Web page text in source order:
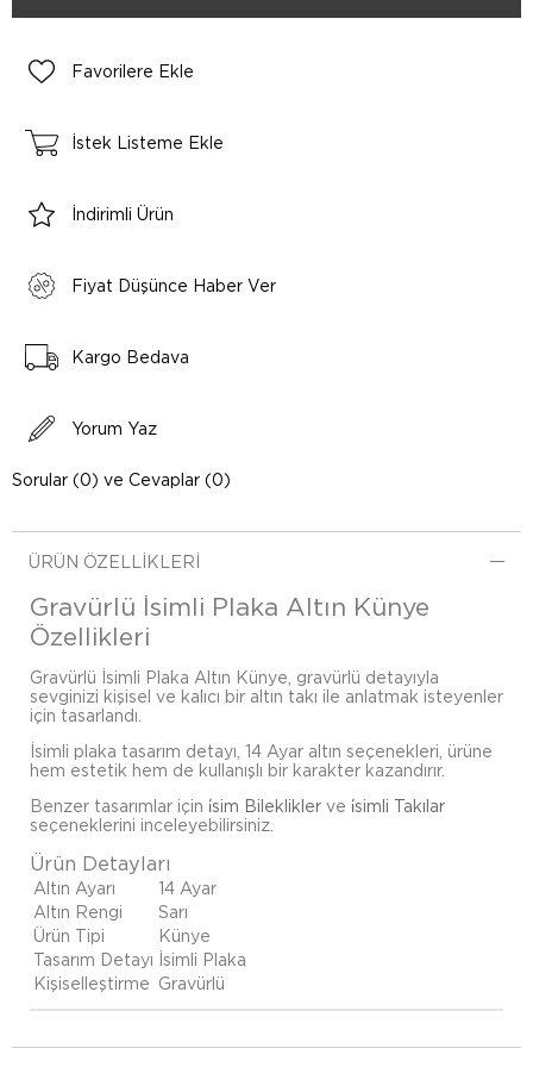
Favorilere Ekle
İstek Listeme Ekle
İndirimli Ürün
Fiyat Düşünce Haber Ver
Kargo Bedava
Yorum Yaz
Sorular (0) ve Cevaplar (0)
ÜRÜN ÖZELLIKLERI
Gravürlü İsimli Plaka Altın Künye
Özellikleri
Gravürlü İsimli Plaka Altın Künye, gravürlü detayıyla
sevginizi kişisel ve kalıcı bir altın takı ile anlatmak isteyenler
için tasarlandı.
İsimli plaka tasarım detayı, 14 Ayar altın seçenekleri, ürüne
hem estetik hem de kullanışlı bir karakter kazandırır.
Benzer tasarımlar için i̇sim Bileklikler ve i̇simli Takılar
seçeneklerini inceleyebilirsiniz.
Ürün Detayları
Altın Ayarı
14 Ayar
Altın Rengi
Sarı
Ürün Tipi
Künye
Tasarım Detayı İsimli Plaka
Kişiselleştirme Gravürlü